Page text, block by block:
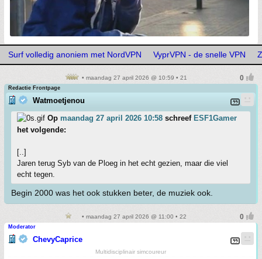
Surf volledig anoniem met NordVPN VyprVPN - de snelle VPN
• maandag 27 april 2026 @ 10:59 • 21
Redactie Frontpage
Watmoetjenou
Op maandag 27 april 2026 10:58 schreef ESF1Gamer
het volgende:
[..]
Jaren terug Syb van de Ploeg in het echt gezien, maar die viel
echt tegen.
Begin 2000 was het ook stukken beter, de muziek ook.
• maandag 27 april 2026 @ 11:00 • 22
Moderator
ChevyCaprice
Multidisciplinair simcoureur